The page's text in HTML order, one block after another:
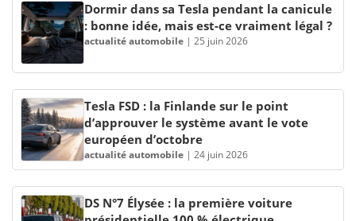
Dormir dans sa Tesla pendant la canicule
: bonne idée, mais est-ce vraiment légal ?
actualité automobile | 25 juin 2026
Tesla FSD : la Finlande sur le point
d’approuver le système avant le vote
européen d’octobre
actualité automobile | 24 juin 2026
DS N°7 Élysée : la première voiture